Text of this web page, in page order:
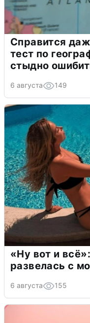
Справится
тест по
стыдно
6 августа 149
«Ну вот и
развелась с
6 августа 155